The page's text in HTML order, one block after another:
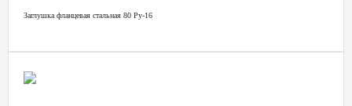
Заглушка фланцевая стальная 80 Ру-16